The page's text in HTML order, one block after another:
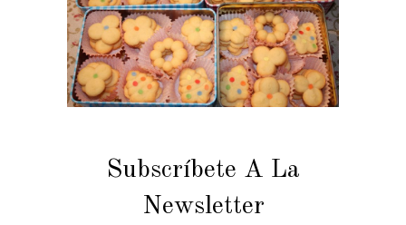
Subscríbete A La
Newsletter